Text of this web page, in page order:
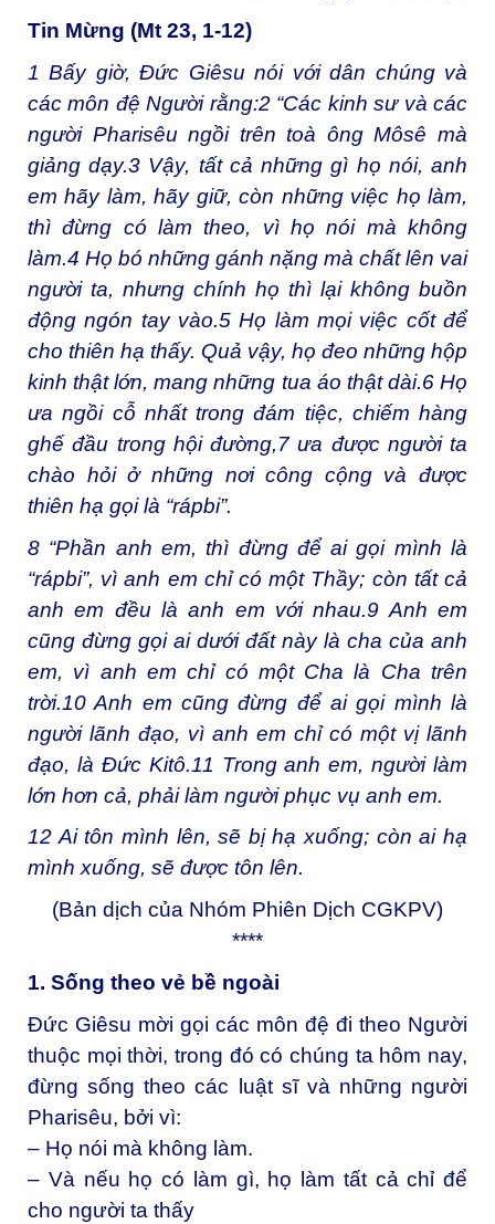
Tin Mừng (Mt 23, 1-12)
1 Bấy giờ, Đức Giêsu nói với dân chúng và
các môn đệ Người rằng:2“Các kinh sư và các
người Pharisêu ngồi trên toà ông Môsê mà
giảng dạy.3 Vậy, tất cả những gì họ nói, anh
em hãy làm, hãy giữ, còn những việc họ làm,
thì đừng có làm theo, vì họ nói mà không
làm.4 Họ bó những gánh nặng mà chất lên vai
người ta, nhưng chính họ thì lại không buồn
động ngón tay vào.5 Họ làm mọi việc cốt để
cho thiên hạ thấy. Quả vậy, họ đeo những hộp
kinh thật lớn, mang những tua áo thật dài.6Họ
ưa ngồi cỗ nhất trong đám tiệc, chiếm hàng
ghế đầu trong hội đường,7 ưa được người ta
chào hỏi ở những nơi công cộng và được
thiên hạ gọi là “rápbi”.
8 “Phần anh em, thì đừng để ai gọi mình là
“rápbi”, vì anh em chỉ có một Thầy; còn tất cả
anh em đều là anh em với nhau.9 Anh em
cũng đừng gọi ai dưới đất này là cha của anh
em, vì anh em chỉ có một Cha là Cha trên
trời.10 Anh em cũng đừng để ai gọi mình là
người lãnh đạo, vì anh em chỉ có một vị lãnh
đạo, là Đức Kitô.11 Trong anh em, người làm
lớn hơn cả, phải làm người phục vụ anh em.
12 Ai tôn mình lên, sẽ bị hạ xuống; còn ai hạ
mình xuống, sẽ được tôn lên.
(Bản dịch của Nhóm Phiên Dịch CGKPV)
****
1. Sống theo vẻ bề ngoài
Đức Giêsu mời gọi các môn đệ đi theo Người
thuộc mọi thời, trong đó có chúng ta hôm nay,
đừng sống theo các luật sĩ và những người
Pharisêu, bởi vì:
– Họ nói mà không làm.
– Và nếu họ có làm gì, họ làm tất cả chỉ để
cho người ta thấy